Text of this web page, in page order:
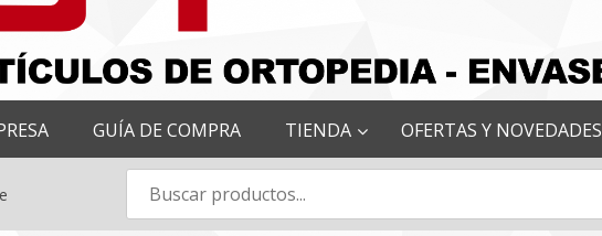
GUÍA DE COMPRA TIENDA OFERTAS Y NOVEDADES